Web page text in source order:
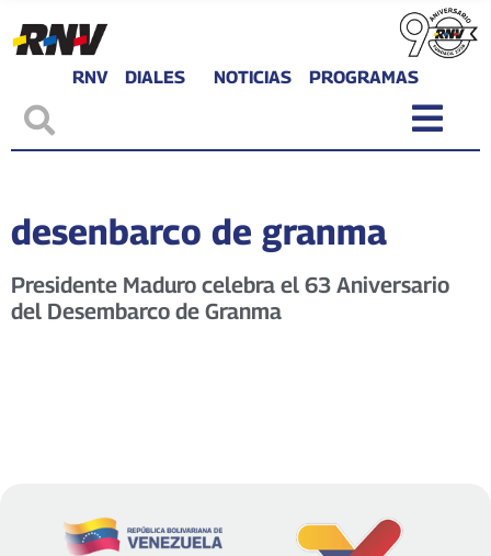
RNV DIALES NOTICIAS PROGRAMAS
desenbarco de granma
Presidente Maduro celebra el 63 Aniversario
del Desembarco de Granma